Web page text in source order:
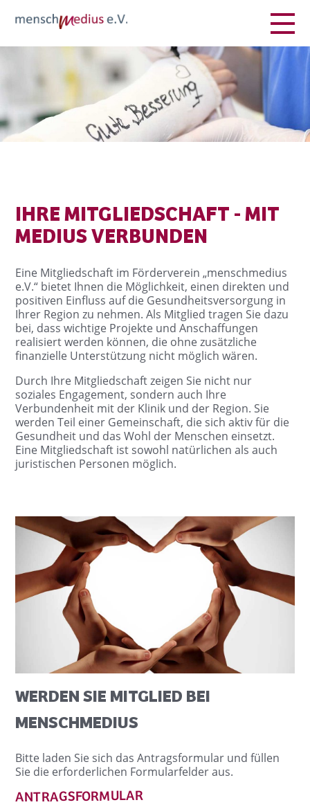
IHRE MITGLIEDSCHAFT - MIT
MEDIUS VERBUNDEN
Eine Mitgliedschaft im Förderverein „menschmedius
e.V.“ bietet Ihnen die Möglichkeit, einen direkten und
positiven Einfluss auf die Gesundheitsversorgung in
Ihrer Region zu nehmen. Als Mitglied tragen Sie dazu
bei, dass wichtige Projekte und Anschaffungen
realisiert werden können, die ohne zusätzliche
finanzielle Unterstützung nicht möglich wären.
Durch Ihre Mitgliedschaft zeigen Sie nicht nur
soziales Engagement, sondern auch Ihre
Verbundenheit mit der Klinik und der Region. Sie
werden Teil einer Gemeinschaft, die sich aktiv für die
Gesundheit und das Wohl der Menschen einsetzt.
Eine Mitgliedschaft ist sowohl natürlichen als auch
juristischen Personen möglich.
WERDEN SIE MITGLIED BEI
MENSCHMEDIUS
Bitte laden Sie sich das Antragsformular und füllen
Sie die erforderlichen Formularfelder aus.
ANTRAGSFORMULAR